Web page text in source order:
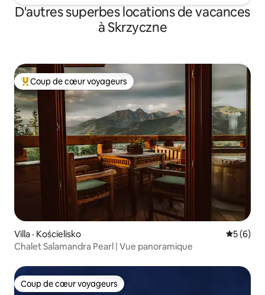
D'autres superbes locations de vacances
à Skrzyczne
Coup de cœur voyageurs parmi les plus aimés
Coup de cœur voyageurs
Villa · Kościelisko Note
5 (6)
Chalet Salamandra Pearl | Vue panoramique
Coup de cœur voyageurs
Coup de cœur voyageurs